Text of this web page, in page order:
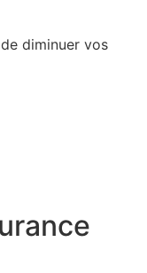
diminuer vos